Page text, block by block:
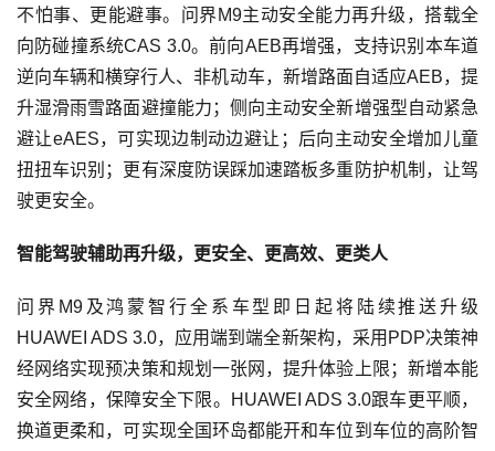
不怕事、更能避事。问界M9主动安全能力再升级，搭载全
向防碰撞系统CAS 3.0。前向AEB再增强，支持识别本车道
逆向车辆和横穿行人、非机动车，新增路面自适应AEB，提
升湿滑雨雪路面避撞能力；侧向主动安全新增强型自动紧急
避让eAES，可实现边制动边避让；后向主动安全增加儿童
扭扭车识别；更有深度防误踩加速踏板多重防护机制，让驾
驶更安全。
智能驾驶辅助再升级，更安全、更高效、更类人
问界M9及鸿蒙智行全系车型即日起将陆续推送升级
HUAWEI ADS 3.0，应用端到端全新架构，采用PDP决策神
经网络实现预决策和规划一张网，提升体验上限；新增本能
安全网络，保障安全下限。HUAWEI ADS 3.0跟车更平顺，
换道更柔和，可实现全国环岛都能开和车位到车位的高阶智